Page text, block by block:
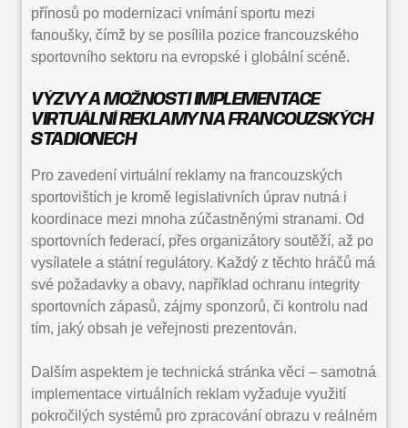
přínosů po modernizaci vnímání sportu mezi
fanoušky, čímž by se posílila pozice francouzského
sportovního sektoru na evropské i globální scéně.
VÝZVY A MOŽNOSTI IMPLEMENTACE
VIRTUÁLNÍ REKLAMY NA FRANCOUZSKÝCH
STADIONECH
Pro zavedení virtuální reklamy na francouzských
sportovištích je kromě legislativních úprav nutná i
koordinace mezi mnoha zúčastněnými stranami. Od
sportovních federací, přes organizátory soutěží, až po
vysílatele a státní regulátory. Každý z těchto hráčů má
své požadavky a obavy, například ochranu integrity
sportovních zápasů, zájmy sponzorů, či kontrolu nad
tím, jaký obsah je veřejnosti prezentován.
Dalším aspektem je technická stránka věci – samotná
implementace virtuálních reklam vyžaduje využití
pokročilých systémů pro zpracování obrazu v reálném